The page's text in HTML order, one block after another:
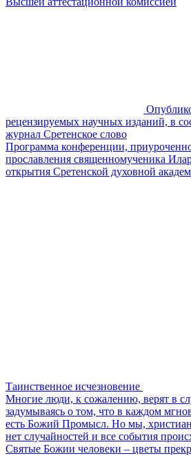
рецензируемых научных изданий, в
журнал Сретенское слово
Программа конференции,
прославления священномученика
открытия Сретенской духовной
Таинственное исчезновение
Многие люди, к сожалению, верят в
задумываясь о том, что в каждом
есть Божий Промысл. Но мы,
нет случайностей и все события
Святые Божии человеки – цветы